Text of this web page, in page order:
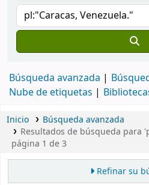
Búsqueda avanzada
Nube de etiquetas
Inicio
Búsqueda avanzada
Resultados de búsqueda para
página 1 de 3
Refinar su